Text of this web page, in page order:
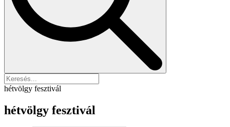
hétvölgy fesztivál
hétvölgy fesztivál